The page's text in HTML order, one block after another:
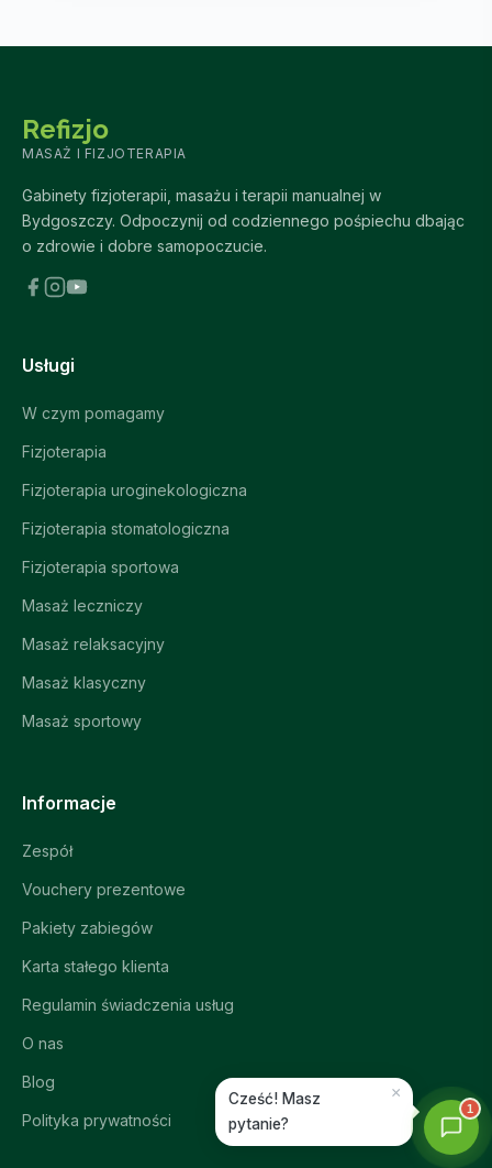
Refizjo
MASAŻ I FIZJOTERAPIA
Gabinety fizjoterapii, masażu i terapii manualnej w
Bydgoszczy. Odpoczynij od codziennego pośpiechu dbając
o zdrowie i dobre samopoczucie.
Usługi
W czym pomagamy
Fizjoterapia
Fizjoterapia uroginekologiczna
Fizjoterapia stomatologiczna
Fizjoterapia sportowa
Masaż leczniczy
Masaż relaksacyjny
Masaż klasyczny
Masaż sportowy
Informacje
Zespół
Vouchery prezentowe
Pakiety zabiegów
Karta stałego klienta
Regulamin świadczenia usług
O nas
Blog
Polityka prywatności
Cześć! Masz
pytanie?
×
1